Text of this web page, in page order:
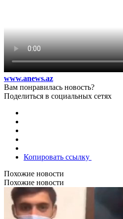
www.anews.az
Вам понравилась новость?
Поделиться в социальных сетях
Копировать ссылку
Похожие новости
Похожие новости